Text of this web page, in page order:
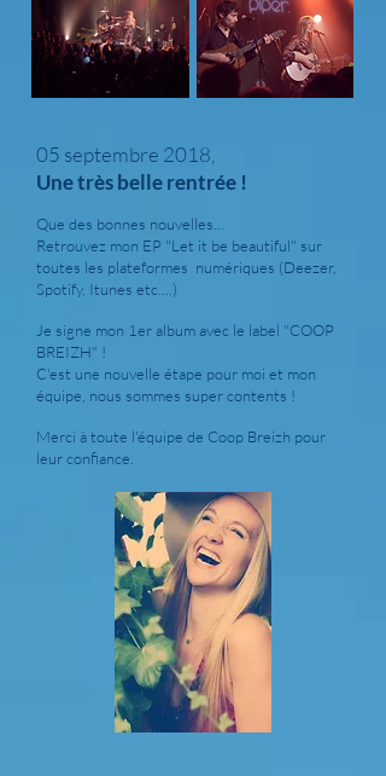
05 septembre 2018,
Une très belle rentrée !
Que des bonnes nouvelles...
Retrouvez mon EP "Let it be beautiful" sur
toutes les plateformes numériques (Deezer,
Spotify, Itunes etc....)
Je signe mon 1er album avec le label "COOP
BREIZH" !
C'est une nouvelle étape pour moi et mon
équipe, nous sommes super contents !
Merci à toute l'équipe de Coop Breizh pour
leur confiance.